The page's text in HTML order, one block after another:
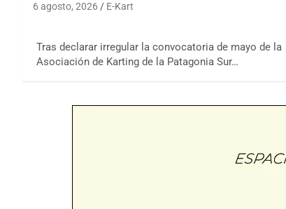
6 agosto, 2026 E-Kart
Tras declarar irregular la convocatoria de mayo de la
Asociación de Karting de la Patagonia Sur…